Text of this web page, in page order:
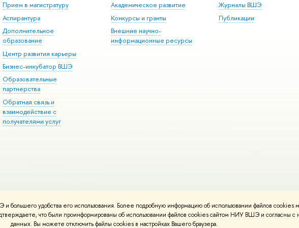
удобства его использования. Более подробную информацию об использовании файлов cookies
что были проинформированы об использовании файлов cookies сайтом НИУ ВШЭ и согласны
данных. Вы можете отключить файлы cookies в настройках Вашего браузера.
Прием в магистратуру
Аспирантура
Дополнительное
образование
Центр развития карьеры
Бизнес-инкубатор ВШЭ
Образовательные
партнерства
Обратная связь и
взаимодействие с
получателями услуг
Академическое развитие
Конкурсы и гранты
Внешние научно-
информационные ресурсы
Журналы ВШЭ
Публикации
Условия использования материалов Политика конфиденциальности Карта сайта
вШколе дизайна НИУ ВШЭ